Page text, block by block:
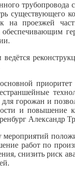
существующего
на проезжей
горожан и
и повышение
Александр
работ по
снизить риск